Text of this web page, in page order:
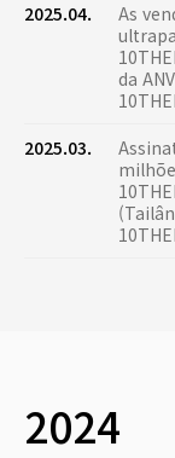
2025.04.
As
da
2025.03.
2024